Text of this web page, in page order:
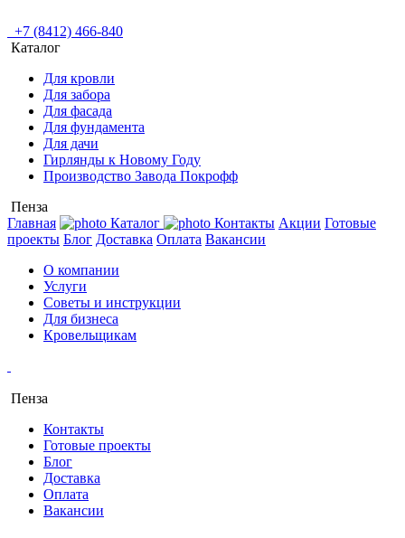
+7 (8412) 466-840
Каталог
Для кровли
Для забора
Для фасада
Для фундамента
Для дачи
Гирлянды к Новому Году
Производство Завода Покрофф
Пенза
Главная
Каталог Контакты Акции Готовые
проекты Блог Доставка Оплата Вакансии
О компании
Услуги
Советы и инструкции
Для бизнеса
Кровельщикам
Пенза
Контакты
Готовые проекты
Блог
Доставка
Оплата
Вакансии